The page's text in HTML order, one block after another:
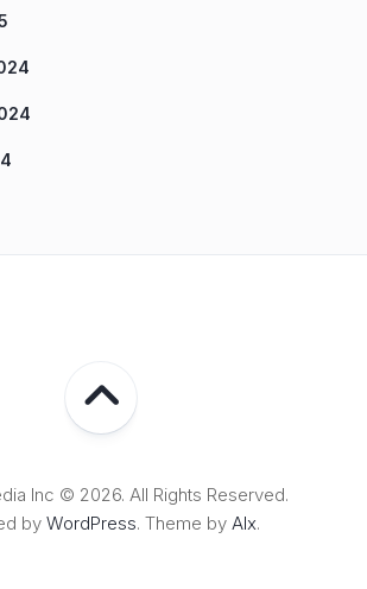
Inc © 2026. All Rights Reserved.
by WordPress. Theme by Alx.